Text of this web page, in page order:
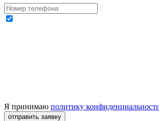
Я принимаю политику
отправить заявку